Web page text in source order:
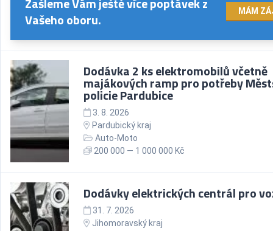
Vašeho oboru.
MÁM
Dodávka 2 ks elektromobilů včetně
majákových ramp pro potřeby
policie Pardubice
3. 8. 2026
Pardubický kraj
Auto-Moto
200 000 — 1 000 000 Kč
Dodávky elektrických centrál pro
31. 7. 2026
Jihomoravský kraj